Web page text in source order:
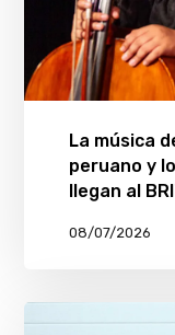
La música
peruano y
llegan al
08/07/2026